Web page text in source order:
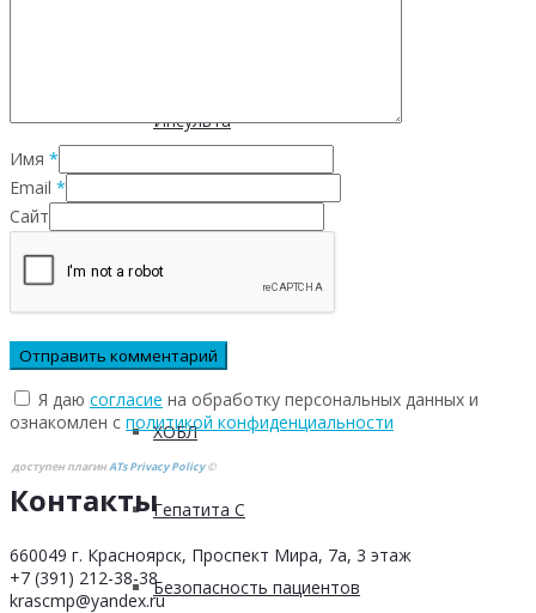
Инсульта
Инфаркта
Сахарного диабета
Рака
ХОБЛ
Гепатита С
Безопасность пациентов
Имя *
Email *
Сайт
Я даю согласие на обработку персональных данных и
ознакомлен с политикой конфиденциальности
доступен плагинATs Privacy Policy©
Контакты
660049 г. Красноярск, Проспект Мира, 7а, 3 этаж
+7 (391) 212-38-38
krascmp@yandex.ru